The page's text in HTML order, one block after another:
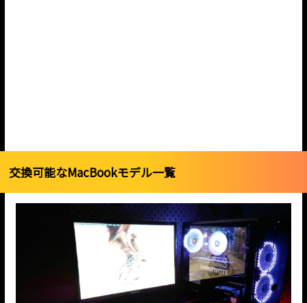
交換可能なMacBookモデル一覧